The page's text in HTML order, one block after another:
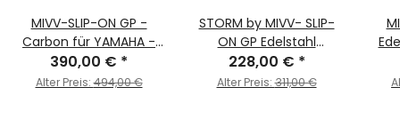
MIVV-SLIP-ON GP -
Carbon für YAMAHA -
YZF 1000 R1 BJ. 1998 >
2001 - Y.001.L2S
390,00 € *
Alter Preis:494,00 €
STORM by MIVV- SLIP-
ON GP Edelstahl
Schwarz für YAMAHA
YZF 1000 R1 Bj. 1998 >
228,00 € *
Alter Preis:311,00 €